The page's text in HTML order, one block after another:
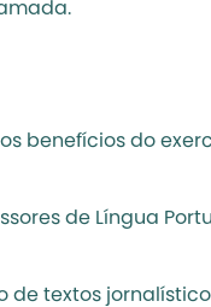
benefícios do
de Língua
de textos